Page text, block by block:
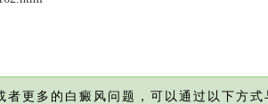
者更多的白癜风问题，可以通过以下方式